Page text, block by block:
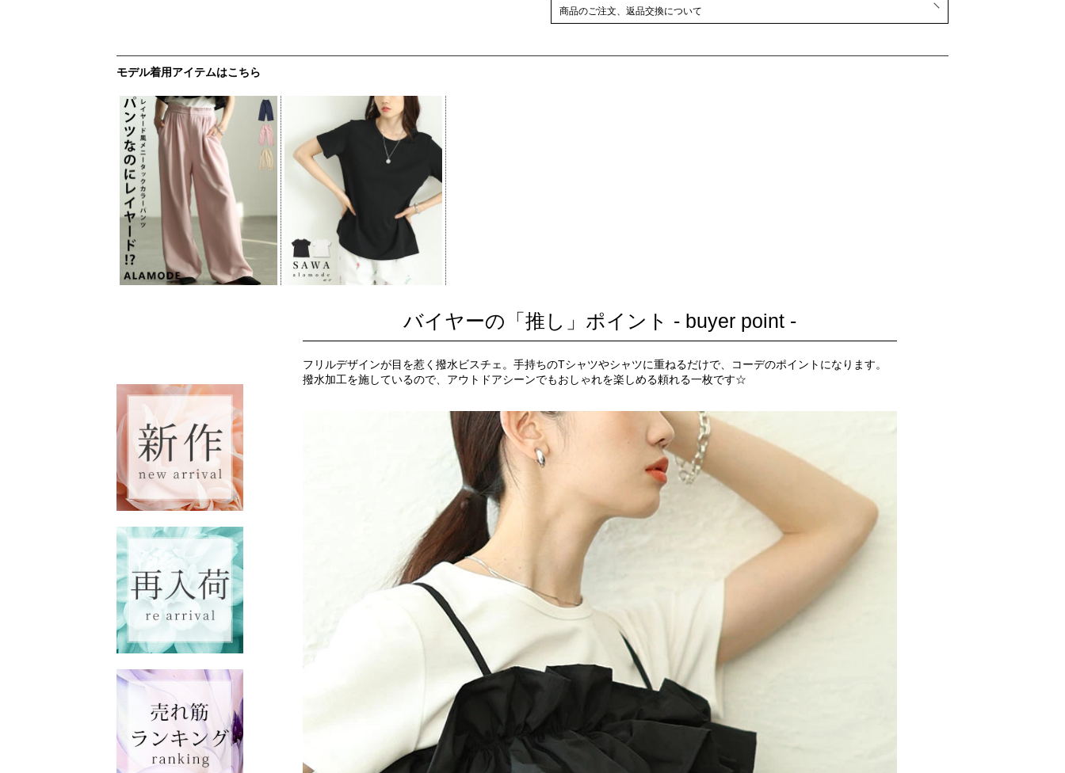
商品のご注文、返品交換について
モデル着用アイテムはこちら
バイヤーの「推し」ポイント - buyer point -
フリルデザインが目を惹く撥水ビスチェ。手持ちのTシャツやシャツに重ねるだけで、コーデのポイントになります。
撥水加工を施しているので、アウトドアシーンでもおしゃれを楽しめる頼れる一枚です☆